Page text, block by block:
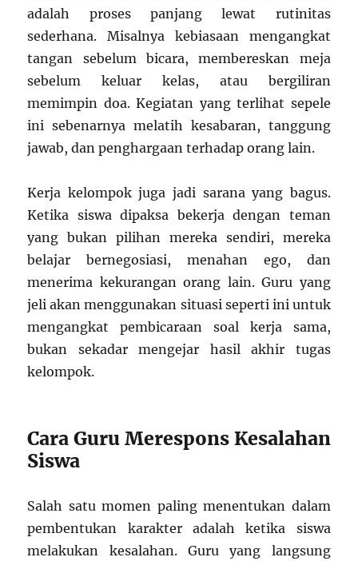
adalah proses panjang lewat rutinitas
sederhana. Misalnya kebiasaan mengangkat
tangan sebelum bicara, membereskan meja
sebelum keluar kelas, atau bergiliran
memimpin doa. Kegiatan yang terlihat sepele
ini sebenarnya melatih kesabaran, tanggung
jawab, dan penghargaan terhadap orang lain.
Kerja kelompok juga jadi sarana yang bagus.
Ketika siswa dipaksa bekerja dengan teman
yang bukan pilihan mereka sendiri, mereka
belajar bernegosiasi, menahan ego, dan
menerima kekurangan orang lain. Guru yang
jeli akan menggunakan situasi seperti ini untuk
mengangkat pembicaraan soal kerja sama,
bukan sekadar mengejar hasil akhir tugas
kelompok.
Cara Guru Merespons Kesalahan
Siswa
Salah satu momen paling menentukan dalam
pembentukan karakter adalah ketika siswa
melakukan kesalahan. Guru yang langsung